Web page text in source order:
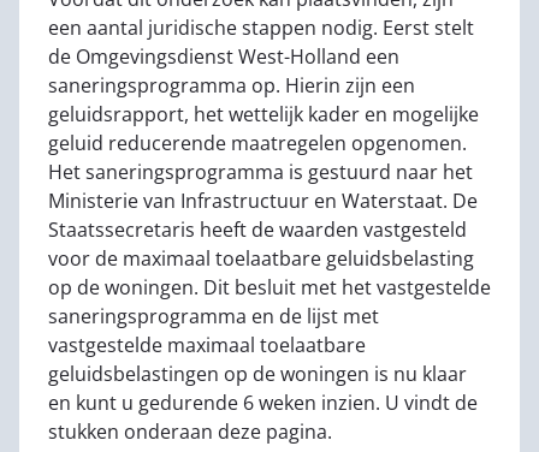
een aantal juridische stappen nodig. Eerst stelt
de Omgevingsdienst West-Holland een
saneringsprogramma op. Hierin zijn een
geluidsrapport, het wettelijk kader en mogelijke
geluid reducerende maatregelen opgenomen.
Het saneringsprogramma is gestuurd naar het
Ministerie van Infrastructuur en Waterstaat. De
Staatssecretaris heeft de waarden vastgesteld
voor de maximaal toelaatbare geluidsbelasting
op de woningen. Dit besluit met het vastgestelde
saneringsprogramma en de lijst met
vastgestelde maximaal toelaatbare
geluidsbelastingen op de woningen is nu klaar
en kunt u gedurende 6 weken inzien. U vindt de
stukken onderaan deze pagina.